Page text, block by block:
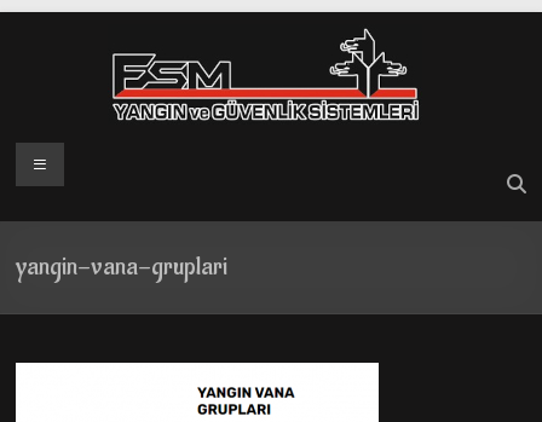
Menü
yangin-vana-gruplari